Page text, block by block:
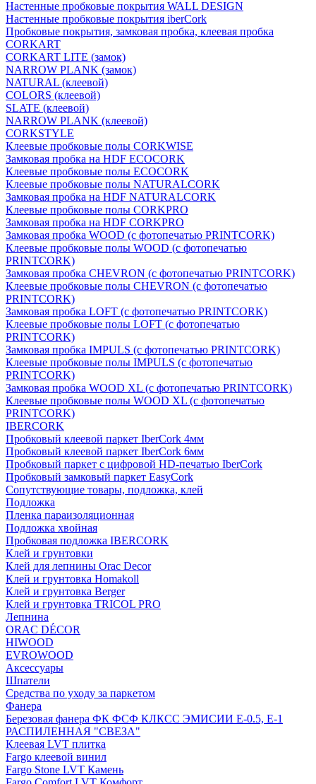
Настенные пробковые покрытия WALL DESIGN
Настенные пробковые покрытия iberCork
Пробковые покрытия, замковая пробка, клеевая пробка
CORKART
CORKART LITE (замок)
NARROW PLANK (замок)
NATURAL (клеевой)
COLORS (клеевой)
SLATE (клеевой)
NARROW PLANK (клеевой)
CORKSTYLE
Клеевые пробковые полы CORKWISE
Замковая пробка на HDF ECOCORK
Клеевые пробковые полы ECOCORK
Клеевые пробковые полы NATURALCORK
Замковая пробка на HDF NATURALCORK
Клеевые пробковые полы CORKPRO
Замковая пробка на HDF CORKPRO
Замковая пробка WOOD (с фотопечатью PRINTCORK)
Клеевые пробковые полы WOOD (с фотопечатью
PRINTCORK)
Замковая пробка CHEVRON (с фотопечатью PRINTCORK)
Клеевые пробковые полы CHEVRON (с фотопечатью
PRINTCORK)
Замковая пробка LOFT (с фотопечатью PRINTCORK)
Клеевые пробковые полы LOFT (с фотопечатью
PRINTCORK)
Замковая пробка IMPULS (с фотопечатью PRINTCORK)
Клеевые пробковые полы IMPULS (с фотопечатью
PRINTCORK)
Замковая пробка WOOD XL (с фотопечатью PRINTCORK)
Клеевые пробковые полы WOOD XL (с фотопечатью
PRINTCORK)
IBERCORK
Пробковый клеевой паркет IberCork 4мм
Пробковый клеевой паркет IberCork 6мм
Пробковый паркет с цифровой HD-печатью IberCork
Пробковый замковый паркет EasyCork
Сопутствующие товары, подложка, клей
Подложка
Пленка параизоляционная
Подложка хвойная
Пробковая подложка IBERCORK
Клей и грунтовки
Клей для лепнины Orac Decor
Клей и грунтовка Homakoll
Клей и грунтовка Berger
Клей и грунтовка TRICOL PRO
Лепнина
ORAC DÉCOR
HIWOOD
EVROWOOD
Аксессуары
Шпатели
Средства по уходу за паркетом
Фанера
Березовая фанера ФК ФСФ КЛКСС ЭМИСИИ Е-0.5, Е-1
РАСПИЛЕННАЯ "СВЕЗА"
Клеевая LVT плитка
Fargo клеевой винил
Fargo Stone LVT Камень